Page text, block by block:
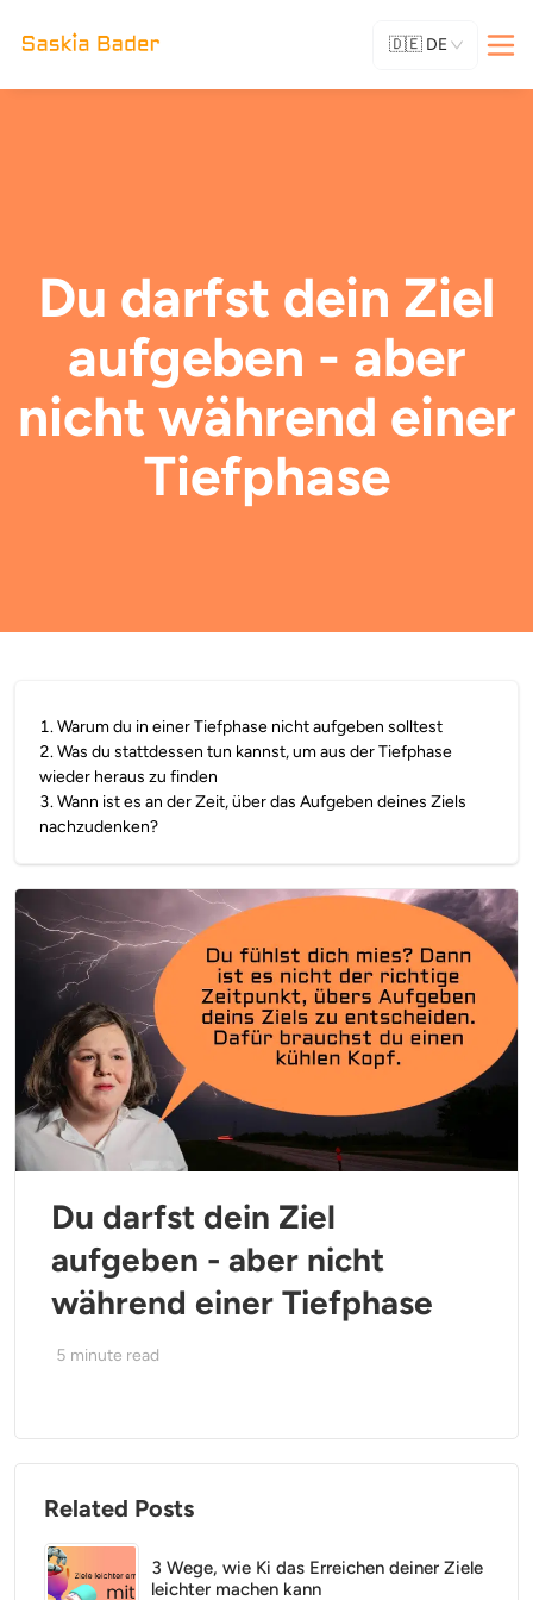
🇩🇪 DE
Du darfst dein Ziel
aufgeben - aber
nicht während einer
Tiefphase
1.Warum du in einer Tiefphase nicht aufgeben solltest
2.Was du stattdessen tun kannst, um aus der Tiefphase
wieder heraus zu finden
3.Wann ist es an der Zeit, über das Aufgeben deines Ziels
nachzudenken?
Du darfst dein Ziel
aufgeben - aber nicht
während einer Tiefphase
5 minute read
Related Posts
3 Wege, wie Ki das Erreichen deiner Ziele
leichter machen kann